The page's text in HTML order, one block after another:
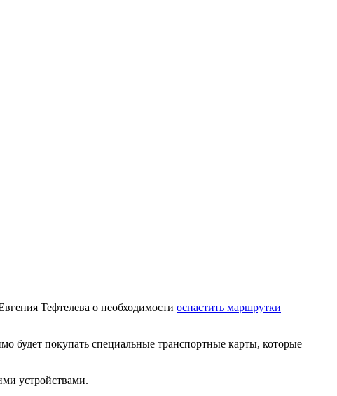
Тефтелева о необходимости оснастить маршрутки
будет покупать специальные транспортные карты, которые
устройствами.